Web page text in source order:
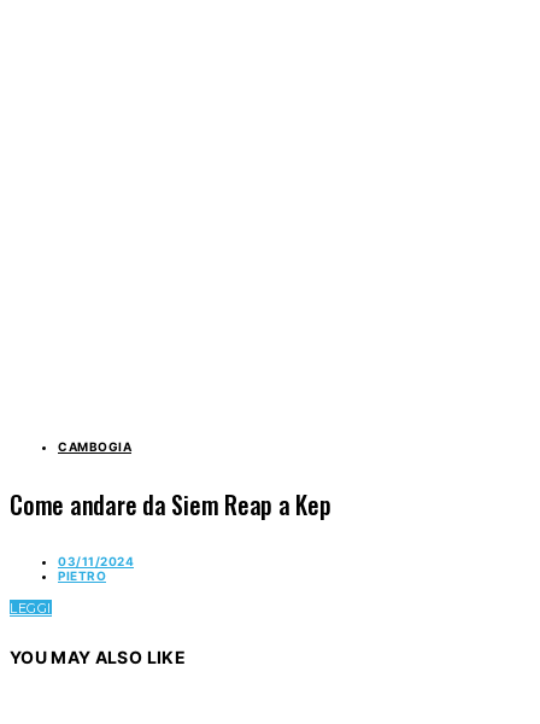
CAMBOGIA
Come andare da Siem Reap a Kep
03/11/2024
PIETRO
LEGGI
YOU MAY ALSO LIKE